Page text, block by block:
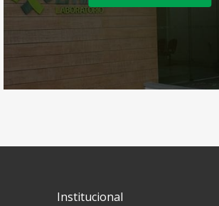
Institucional